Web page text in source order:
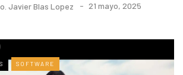
Javier Blas Lopez 21 mayo, 2025
SOFTWARE